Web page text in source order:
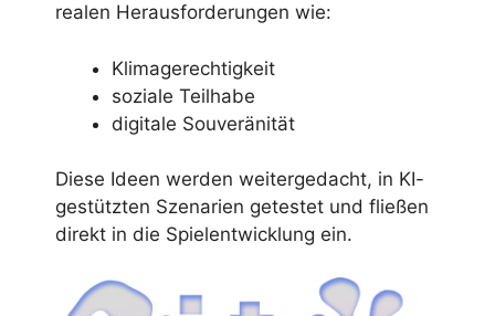
realen Herausforderungen wie:
Klimagerechtigkeit
soziale Teilhabe
digitale Souveränität
Diese Ideen werden weitergedacht, in KI-
gestützten Szenarien getestet und fließen
direkt in die Spielentwicklung ein.